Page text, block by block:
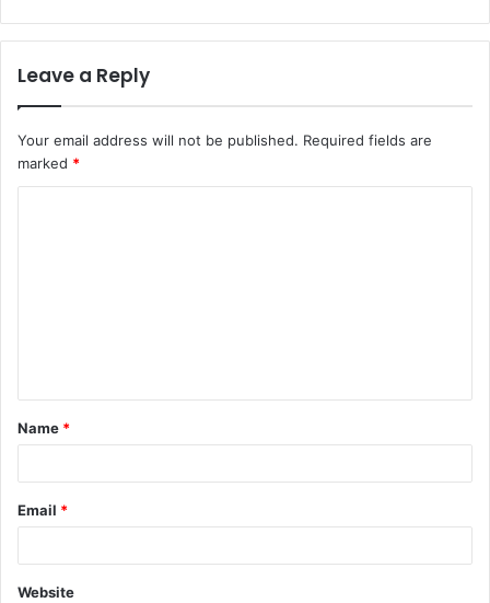
Leave a Reply
Your email address will not be published. Required fields are
marked *
t
*
Name *
Email *
Website